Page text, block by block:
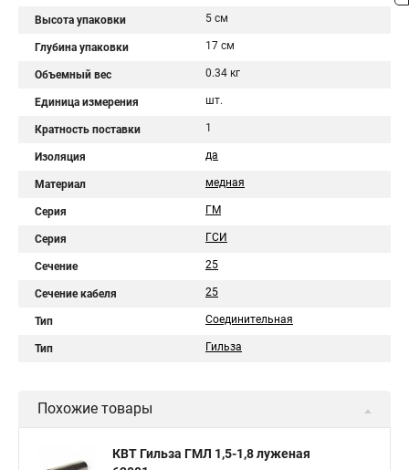
Высота упаковки 5 см
Глубина упаковки 17 см
Объемный вес 0.34 кг
Единица измерения шт.
Кратность поставки 1
Изоляция да
Материал медная
Серия ГМ
Серия ГСИ
Сечение 25
Сечение кабеля 25
Тип Соединительная
Тип Гильза
Похожие товары
КВТ Гильза ГМЛ 1,5-1,8 луженая